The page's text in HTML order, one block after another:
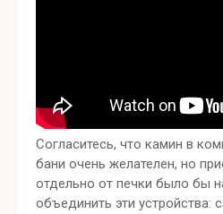
Согласитесь, что камин в
бани очень желателен, но
отдельно от печки было бы
объединить эти устройства: